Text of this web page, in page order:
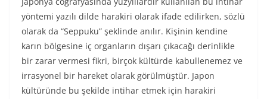
yöntemi yazılı dilde harakiri olarak ifade edilirken, sözlü
olarak da “Seppuku” şeklinde anılır. Kişinin kendine
karın bölgesine iç organların dışarı çıkacağı derinlikle
bir zarar vermesi fikri, birçok kültürde kabullenemez ve
irrasyonel bir hareket olarak görülmüştür. Japon
kültüründe bu şekilde intihar etmek için harakiri